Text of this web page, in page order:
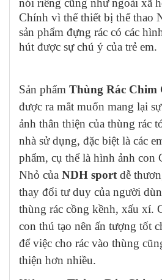
nói riêng cũng như ngoài xã
Chính vì thế thiết bị thể thao
sản phẩm đựng rác có các
hút được sự chú ý của trẻ em.
Sản phẩm Thùng Rác Chim
được ra mắt muốn mang lại
ảnh thân thiện của thùng rác
nhà sử dụng, đặc biệt là các
phẩm, cụ thể là hình ảnh con
Nhỏ của NDH sport dễ
thay đổi tư duy của người
thùng rác cồng kềnh, xấu xí.
con thú tạo nên ấn tượng tốt
để việc cho rác vào thùng
thiện hơn nhiều.